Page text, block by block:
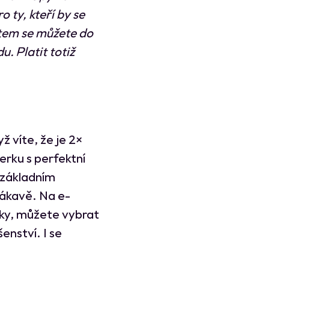
ty, kteří by se
se můžete do
Platit totiž
víte, že je 2×
s perfektní
Na e-
můžete vybrat
I se